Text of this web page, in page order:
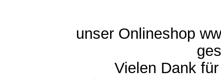
unser Onlineshop
Vielen Dank